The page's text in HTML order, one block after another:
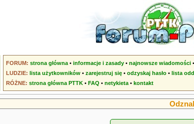
FORUM: strona główna • informacje i zasady • najnowsze wiadomości •
LUDZIE: lista użytkowników • zarejestruj się • odzyskaj hasło • lista
RÓŻNE: strona główna PTTK • FAQ • netykieta • kontakt